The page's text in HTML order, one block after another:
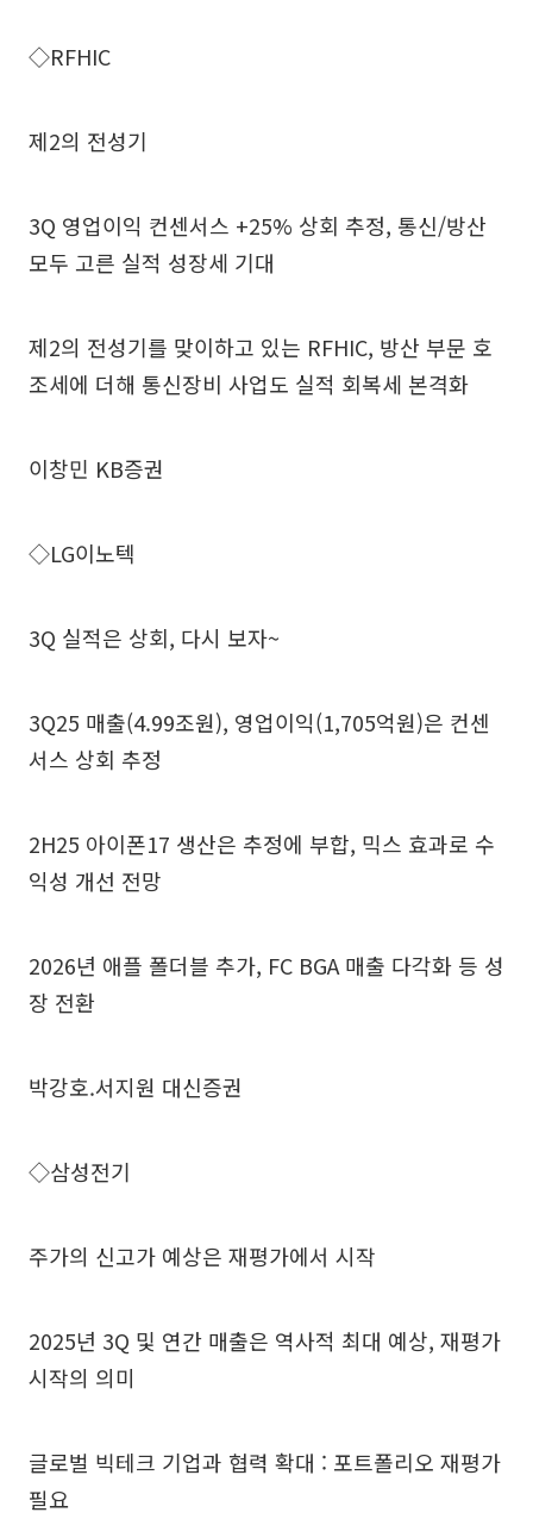
◇RFHIC
제2의 전성기
3Q 영업이익 컨센서스 +25% 상회 추정, 통신/방산
모두 고른 실적 성장세 기대
제2의 전성기를 맞이하고 있는 RFHIC, 방산 부문 호
조세에 더해 통신장비 사업도 실적 회복세 본격화
이창민 KB증권
◇LG이노텍
3Q 실적은 상회, 다시 보자~
3Q25 매출(4.99조원), 영업이익(1,705억원)은 컨센
서스 상회 추정
2H25 아이폰17 생산은 추정에 부합, 믹스 효과로 수
익성 개선 전망
2026년 애플 폴더블 추가, FC BGA 매출 다각화 등 성
장 전환
박강호.서지원 대신증권
◇삼성전기
주가의 신고가 예상은 재평가에서 시작
2025년 3Q 및 연간 매출은 역사적 최대 예상, 재평가
시작의 의미
글로벌 빅테크 기업과 협력 확대 : 포트폴리오 재평가
필요